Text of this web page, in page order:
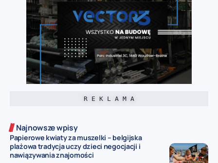
R E K L A M A
Najnowsze wpisy
Papierowe kwiaty za muszelki – belgijska
plażowa tradycja uczy dzieci negocjacji i
nawiązywania znajomości